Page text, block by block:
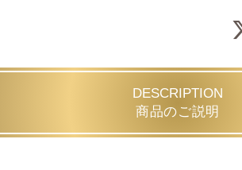
DESCRIPTION
商品のご説明